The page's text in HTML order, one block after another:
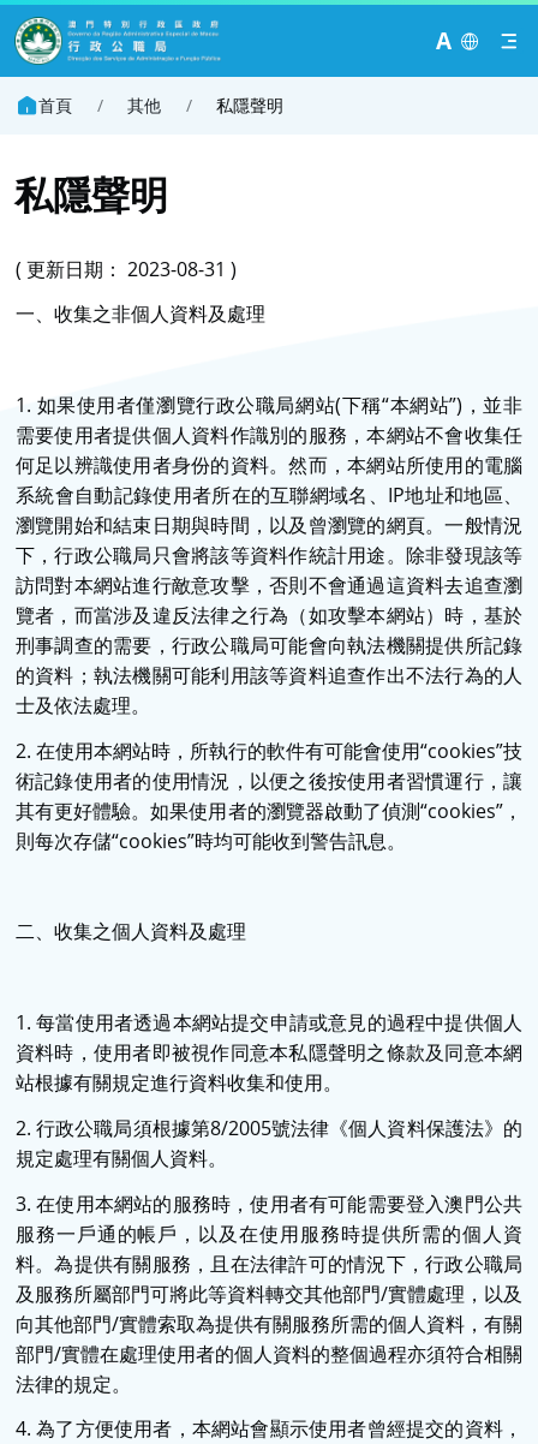
A
首頁 / 其他 / 私隱聲明
私隱聲明
( 更新日期： 2023-08-31 )
一、收集之非個人資料及處理
1. 如果使用者僅瀏覽行政公職局網站(下稱“本網站”)，並非
需要使用者提供個人資料作識別的服務，本網站不會收集任
何足以辨識使用者身份的資料。然而，本網站所使用的電腦
系統會自動記錄使用者所在的互聯網域名、IP地址和地區、
瀏覽開始和結束日期與時間，以及曾瀏覽的網頁。一般情況
下，行政公職局只會將該等資料作統計用途。除非發現該等
訪問對本網站進行敵意攻擊，否則不會通過這資料去追查瀏
覽者，而當涉及違反法律之行為（如攻擊本網站）時，基於
刑事調查的需要，行政公職局可能會向執法機關提供所記錄
的資料；執法機關可能利用該等資料追查作出不法行為的人
士及依法處理。
2. 在使用本網站時，所執行的軟件有可能會使用“cookies”技
術記錄使用者的使用情況，以便之後按使用者習慣運行，讓
其有更好體驗。如果使用者的瀏覽器啟動了偵測“cookies”，
則每次存儲“cookies”時均可能收到警告訊息。
二、收集之個人資料及處理
1. 每當使用者透過本網站提交申請或意見的過程中提供個人
資料時，使用者即被視作同意本私隱聲明之條款及同意本網
站根據有關規定進行資料收集和使用。
2. 行政公職局須根據第8/2005號法律《個人資料保護法》的
規定處理有關個人資料。
3. 在使用本網站的服務時，使用者有可能需要登入澳門公共
服務一戶通的帳戶，以及在使用服務時提供所需的個人資
料。為提供有關服務，且在法律許可的情況下，行政公職局
及服務所屬部門可將此等資料轉交其他部門/實體處理，以及
向其他部門/實體索取為提供有關服務所需的個人資料，有關
部門/實體在處理使用者的個人資料的整個過程亦須符合相關
法律的規定。
4. 為了方便使用者，本網站會顯示使用者曾經提交的資料，